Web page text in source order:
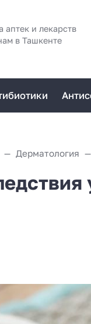
аптек и лекарств
в Ташкенте
Дерматология